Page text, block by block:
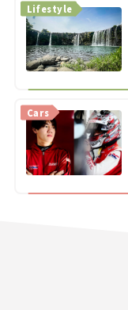
Lifestyle
Cars